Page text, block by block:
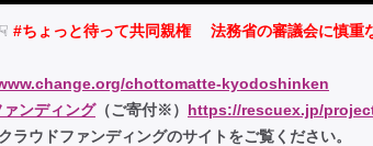
#ちょっと待って共同親権 法務省の審議会に慎重
chottomatte-kyodoshinken
ンディング（ご寄付※） https://rescuex.jp/
ウドファンディングのサイトをご覧ください。